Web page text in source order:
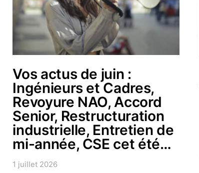
Vos actus de juin :
Ingénieurs et Cadres,
Revoyure NAO, Accord
Senior, Restructuration
industrielle, Entretien de
mi-année, CSE cet été…
1 juillet 2026